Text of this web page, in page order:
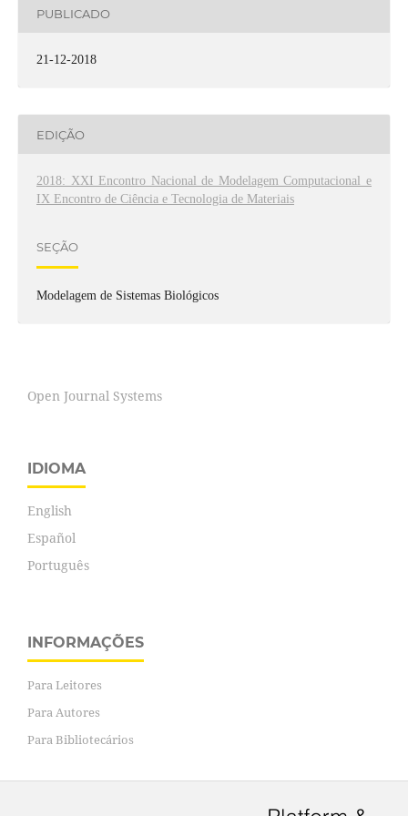
PUBLICADO
21-12-2018
EDIÇÃO
2018: XXI Encontro Nacional de Modelagem Computacional e
IX Encontro de Ciência e Tecnologia de Materiais
SEÇÃO
Modelagem de Sistemas Biológicos
Open Journal Systems
IDIOMA
English
Español
Português
INFORMAÇÕES
Para Leitores
Para Autores
Para Bibliotecários